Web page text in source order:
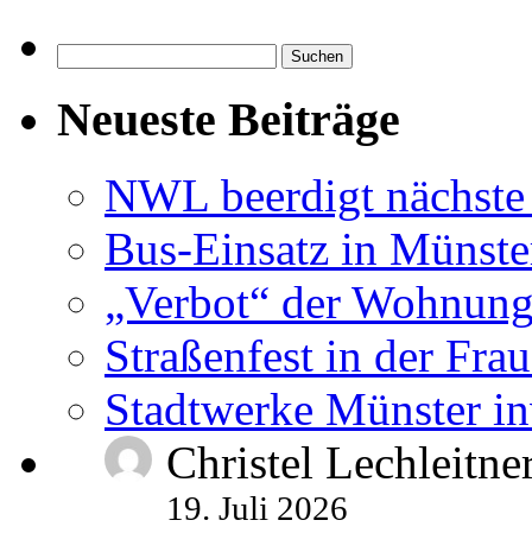
nach:
Neueste Beiträge
NWL beerdigt
Bus-Einsatz in
„Verbot“ der
Straßenfest in der
Stadtwerke Münster
Christel
19. Juli 2026